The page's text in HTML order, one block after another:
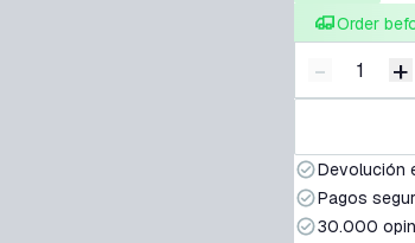
Order
Disminuir
- +
Devolución
Pagos
30.000